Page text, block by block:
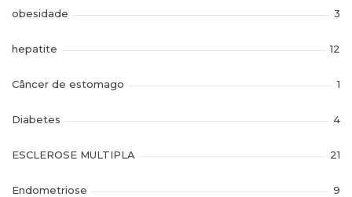
obesidade 3
hepatite 12
Câncer de estomago 1
Diabetes 4
ESCLEROSE MULTIPLA 21
Endometriose 9